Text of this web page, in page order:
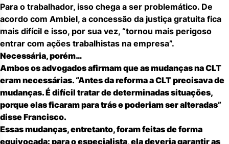
Para o trabalhador, isso chega a ser problemático. De
acordo com Ambiel, a concessão da justiça gratuita fica
mais difícil e isso, por sua vez, “tornou mais perigoso
entrar com ações trabalhistas na empresa”.
Necessária, porém…
Ambos os advogados afirmam que as mudanças na CLT
eram necessárias. “Antes da reforma a CLT precisava de
mudanças. É difícil tratar de determinadas situações,
porque elas ficaram para trás e poderiam ser alteradas”
disse Francisco.
Essas mudanças, entretanto, foram feitas de forma
equivocada: para o especialista, ela deveria garantir as